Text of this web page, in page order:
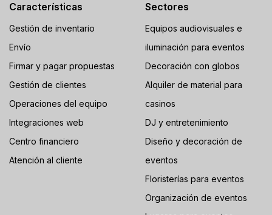
Características
Gestión de inventario
Envío
Firmar y pagar propuestas
Gestión de clientes
Operaciones del equipo
Integraciones web
Centro financiero
Atención al cliente
Sectores
Equipos audiovisuales e
iluminación para eventos
Decoración con globos
Alquiler de material para
casinos
DJ y entretenimiento
Diseño y decoración de
eventos
Floristerías para eventos
Organización de eventos